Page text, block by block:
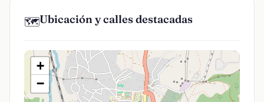
🗺️Ubicación y calles destacadas
+
−